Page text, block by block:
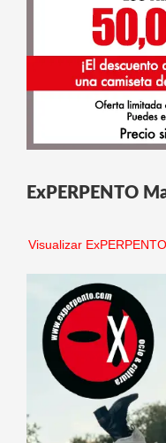
ExPERPENTO
Visualizar